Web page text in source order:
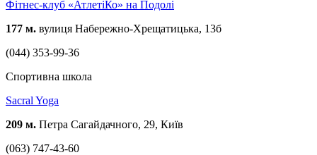
Фітнес-клуб «АтлетіКо» на Подолі
177 м. вулиця Набережно-Хрещатицька, 13б
(044) 353-99-36
Спортивна школа
Sacral Yoga
209 м. Петра Сагайдачного, 29, Київ
(063) 747-43-60